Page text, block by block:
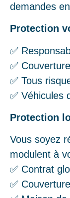
demandes
Protection
✅
✅
✅ Tous
✅ Véhicules
Protection
Vous soyez
modulent à
✅ Contrat
✅